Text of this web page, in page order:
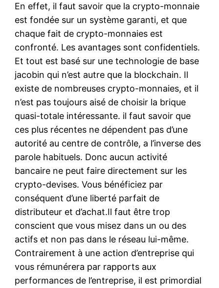
En effet, il faut savoir que la crypto-monnaie
est fondée sur un système garanti, et que
chaque fait de crypto-monnaies est
confronté. Les avantages sont confidentiels.
Et tout est basé sur une technologie de base
jacobin qui n’est autre que la blockchain. Il
existe de nombreuses crypto-monnaies, et il
n’est pas toujours aisé de choisir la brique
quasi-totale intéressante. il faut savoir que
ces plus récentes ne dépendent pas d’une
autorité au centre de contrôle, a l’inverse des
parole habituels. Donc aucun activité
bancaire ne peut faire directement sur les
crypto-devises. Vous bénéficiez par
conséquent d’une liberté parfait de
distributeur et d’achat.Il faut être trop
conscient que vous misez dans un ou des
actifs et non pas dans le réseau lui-même.
Contrairement à une action d’entreprise qui
vous rémunérera par rapports aux
performances de l’entreprise, il est primordial